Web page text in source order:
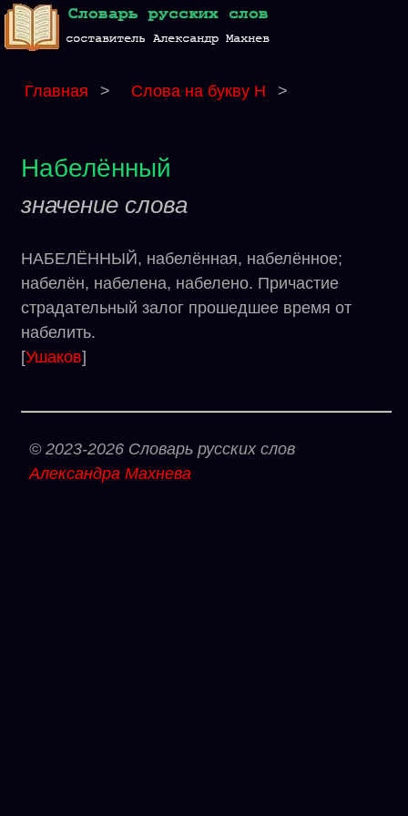
Главная > Слова на букву Н >
Набелённый
значение слова
НАБЕЛЁННЫЙ, набелённая, набелённое;
набелён, набелена, набелено. Причастие
страдательный залог прошедшее время от
набелить.
[Ушаков]
© 2023-2026 Словарь русских слов
Александра Махнева